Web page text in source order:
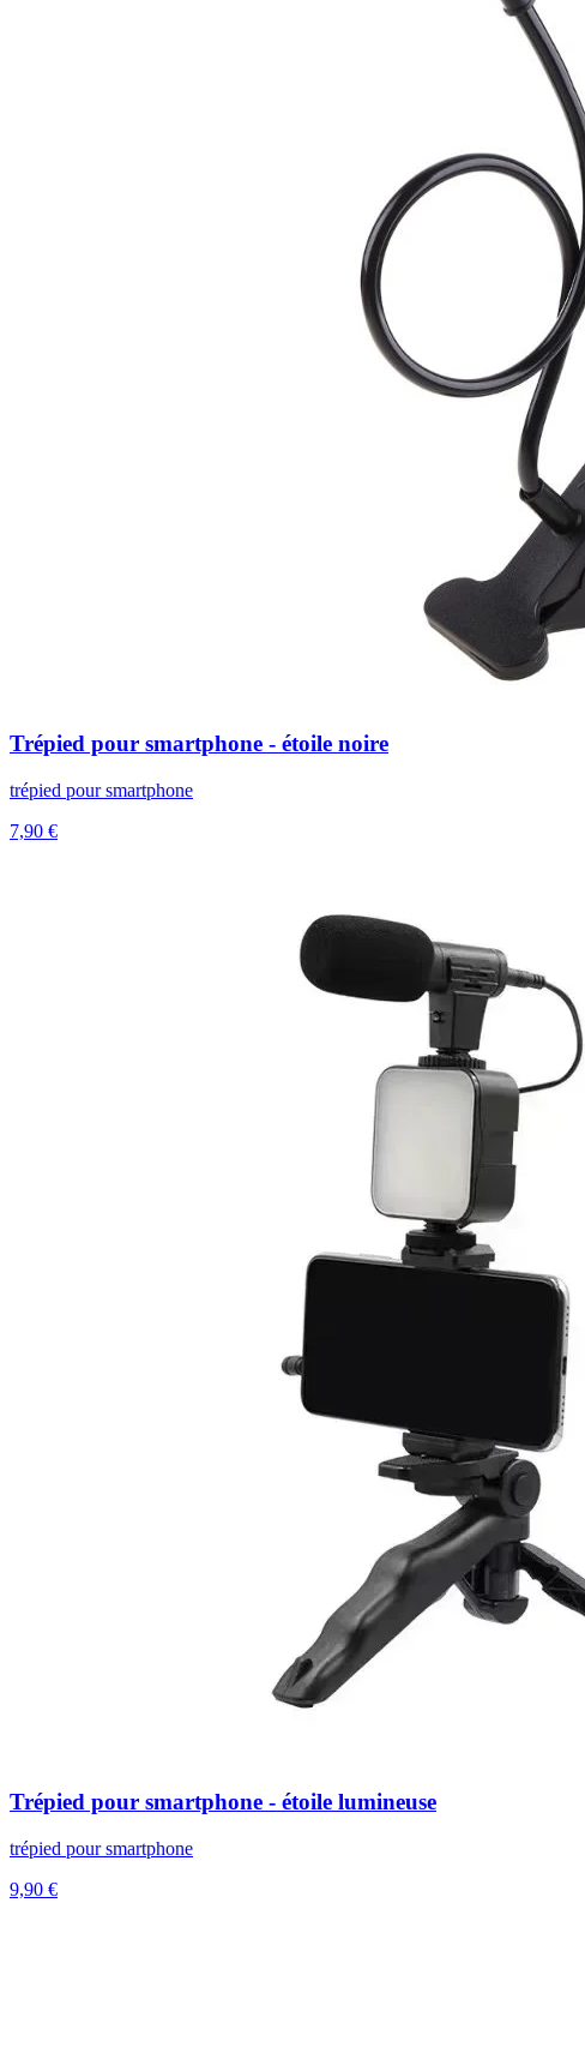
Trépied pour smartphone - étoile noire
trépied pour smartphone
7,90 €
Trépied pour smartphone - étoile lumineuse
trépied pour smartphone
9,90 €